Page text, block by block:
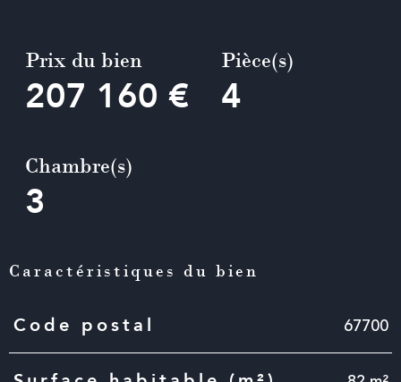
Prix du bien
207 160 €
Pièce(s)
4
Chambre(s)
3
Caractéristiques du bien
Caractéristiques Valeurs
Code postal 67700